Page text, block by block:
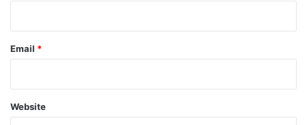
Email *
Website